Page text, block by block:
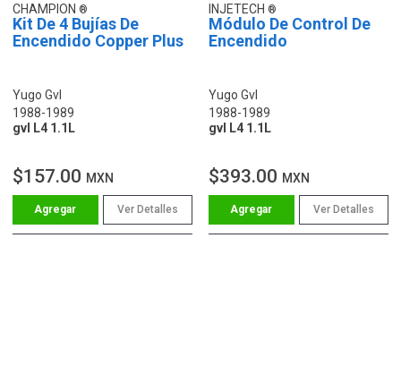
CHAMPION
Kit De 4 Bujías De
Encendido Copper Plus
Yugo Gvl
1988-1989
gvl L4 1.1L
$157.00 MXN
Ver Detalles
INJETECH
Módulo De Control De
Encendido
Yugo Gvl
1988-1989
gvl L4 1.1L
$393.00 MXN
Ver Detalles